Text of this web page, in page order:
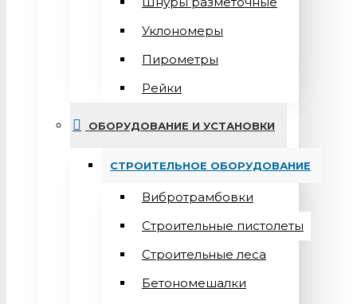
Уклономеры
Пирометры
Рейки
ОБОРУДОВАНИЕ И УСТАНОВКИ
СТРОИТЕЛЬНОЕ ОБОРУДОВАНИЕ
Вибротрамбовки
Строительные пистолеты
Строительные леса
Бетономешалки